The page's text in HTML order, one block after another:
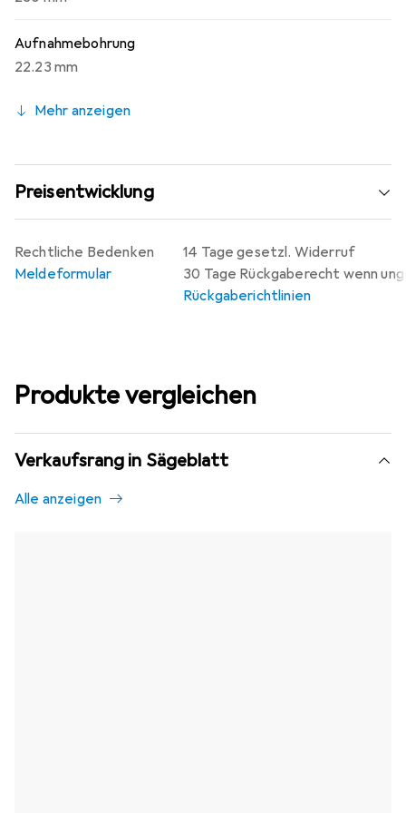
Aufnahmebohrung
22.23 mm
Mehr anzeigen
Preisentwicklung
14 Tage gesetzl. Widerruf
30 Tage Rückgaberecht wenn
Rückgaberichtlinien
Rechtliche Bedenken
Meldeformular
Produkte vergleichen
Verkaufsrang in Sägeblatt
Alle anzeigen